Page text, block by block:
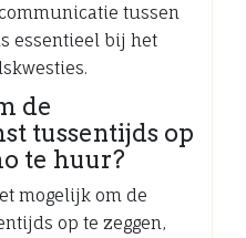
tussen
essentieel bij het
de
tussentijds op
te huur?
mogelijk om de
op te zeggen,